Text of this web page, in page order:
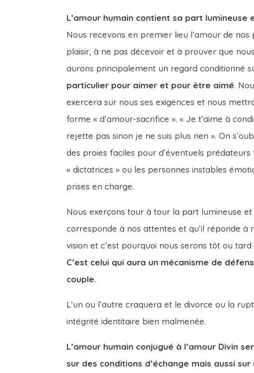
L’amour humain contient sa part
Nous recevons en premier lieu l’amour de
plaisir, à ne pas décevoir et à prouver que
aurons principalement un regard conditionné
particulier pour aimer et pour être aimé.
exercera sur nous ses exigences et nous
forme « d’amour-sacrifice ». « Je t’aime à
rejette pas sinon je ne suis plus rien ». On
des proies faciles pour d’éventuels
« dictatrices » ou les personnes instables
prises en charge.
Nous exerçons tour à tour la part lumineuse et
corresponde à nos attentes et qu’il réponde à
vision et c’est pourquoi nous serons tôt ou
C’est celui qui aura un mécanisme de
couple.
L’un ou l’autre craquera et le divorce ou la
intégrité identitaire bien malmenée.
L’amour humain conjugué à l’amour Divin
sur des conditions d’échange mais aussi